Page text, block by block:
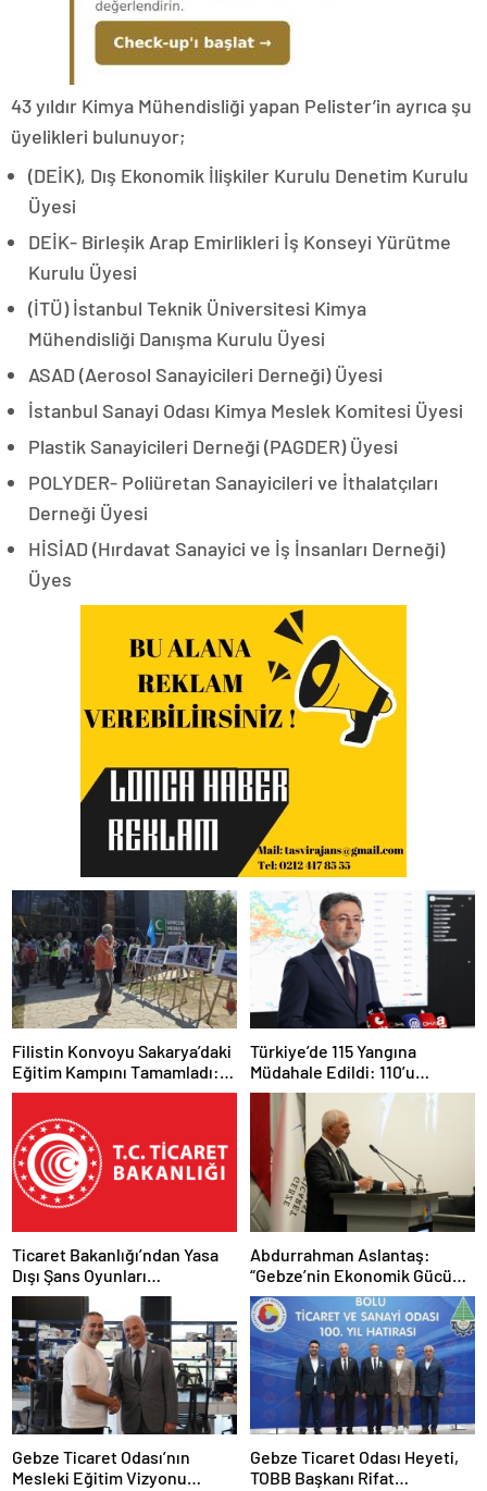
43 yıldır Kimya Mühendisliği yapan Pelister’in ayrıca şu
üyelikleri bulunuyor;
(DEİK), Dış Ekonomik İlişkiler Kurulu Denetim Kurulu
Üyesi
DEİK- Birleşik Arap Emirlikleri İş Konseyi Yürütme
Kurulu Üyesi
(İTÜ) İstanbul Teknik Üniversitesi Kimya
Mühendisliği Danışma Kurulu Üyesi
ASAD (Aerosol Sanayicileri Derneği) Üyesi
İstanbul Sanayi Odası Kimya Meslek Komitesi Üyesi
Plastik Sanayicileri Derneği (PAGDER) Üyesi
POLYDER- Poliüretan Sanayicileri ve İthalatçıları
Derneği Üyesi
HİSİAD (Hırdavat Sanayici ve İş İnsanları Derneği)
Üyes
Filistin Konvoyu Sakarya’daki
Eğitim Kampını Tamamladı:
Ankara Etabı Başlıyor
Türkiye’de 115 Yangına
Müdahale Edildi: 110’u
Kontrol Altına Alındı
Ticaret Bakanlığı’ndan Yasa
Dışı Şans Oyunları
Reklamlarına Sıkı Tedbir
Abdurrahman Aslantaş:
“Gebze’nin Ekonomik Gücünü
Daha da İleri Taşıyacağız”
Gebze Ticaret Odası’nın
Mesleki Eğitim Vizyonu
Gebze Ticaret Odası Heyeti,
TOBB Başkanı Rifat